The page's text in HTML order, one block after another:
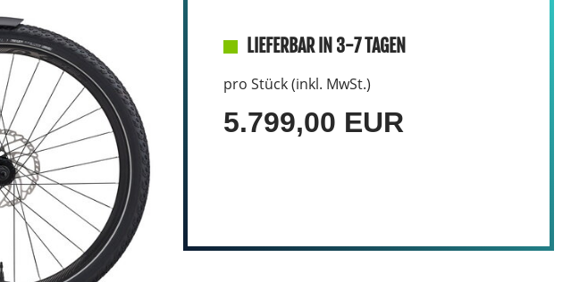
LIEFERBAR IN 3-7 TAGEN
pro Stück (inkl. MwSt.)
5.799,00 EUR